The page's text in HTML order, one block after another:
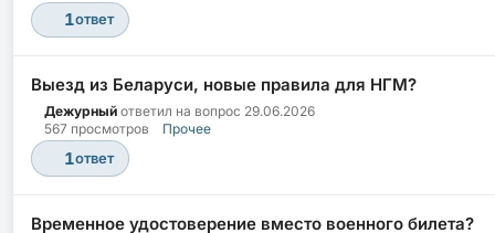
1ответ
Выезд из Беларуси, новые правила для НГМ?
Дежурный ответил на вопрос 29.06.2026
567 просмотров
Прочее
1ответ
Временное удостоверение вместо военного билета?